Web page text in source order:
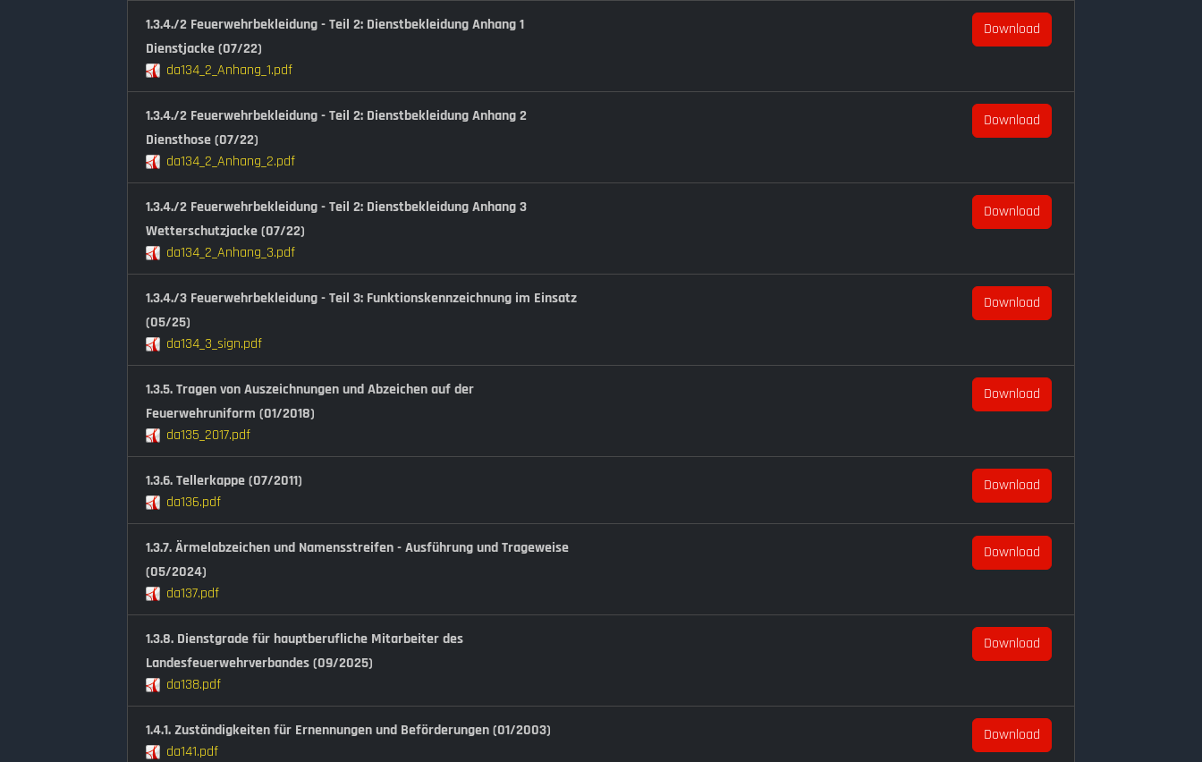
1.3.4./2 Feuerwehrbekleidung - Teil 2: Dienstbekleidung Anhang 1
Dienstjacke (07/22)
da134_2_Anhang_1.pdf
Download
1.3.4./2 Feuerwehrbekleidung - Teil 2: Dienstbekleidung Anhang 2
Diensthose (07/22)
da134_2_Anhang_2.pdf
Download
1.3.4./2 Feuerwehrbekleidung - Teil 2: Dienstbekleidung Anhang 3
Wetterschutzjacke (07/22)
da134_2_Anhang_3.pdf
Download
1.3.4./3 Feuerwehrbekleidung - Teil 3: Funktionskennzeichnung im Einsatz
(05/25)
da134_3_sign.pdf
Download
1.3.5. Tragen von Auszeichnungen und Abzeichen auf der
Feuerwehruniform (01/2018)
da135_2017.pdf
Download
1.3.6. Tellerkappe (07/2011)
da136.pdf
Download
1.3.7. Ärmelabzeichen und Namensstreifen - Ausführung und Trageweise
(05/2024)
da137.pdf
Download
1.3.8. Dienstgrade für hauptberufliche Mitarbeiter des
Landesfeuerwehrverbandes (09/2025)
da138.pdf
Download
1.4.1. Zuständigkeiten für Ernennungen und Beförderungen (01/2003)
da141.pdf
Download